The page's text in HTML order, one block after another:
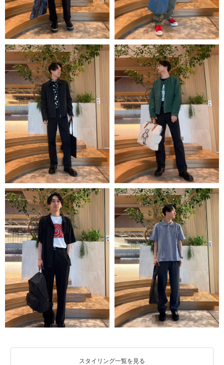
スタイリング一覧を見る